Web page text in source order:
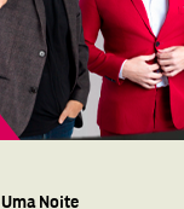
Uma Noite